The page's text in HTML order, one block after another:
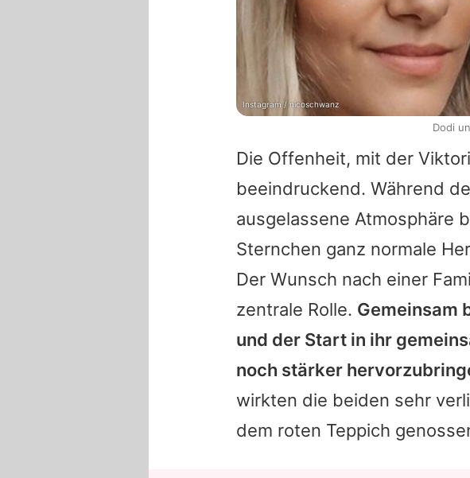
Die Offenheit, mit der
beeindruckend. Während
ausgelassene Atmosphäre
Sternchen ganz normale
Der Wunsch nach einer
zentrale Rolle. Gemeinsam
und der Start in ihr
noch stärker
wirkten die beiden sehr
dem roten Teppich
Instagram / nicoschwanz
Dodi